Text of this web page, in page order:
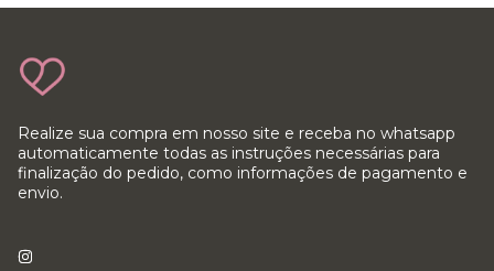
Realize sua compra em nosso site e receba no whatsapp
automaticamente todas as instruções necessárias para
finalização do pedido, como informações de pagamento e
envio.